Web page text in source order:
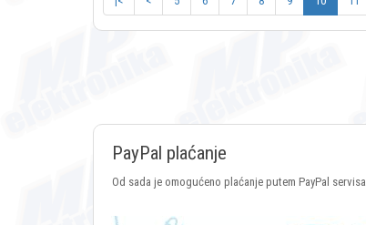
PayPal plaćanje
Od sada je omogućeno plaćanje putem PayPal servisa